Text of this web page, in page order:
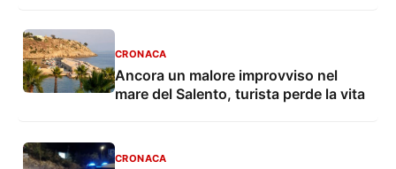
CRONACA
Ancora un malore improvviso nel
mare del Salento, turista perde la vita
CRONACA